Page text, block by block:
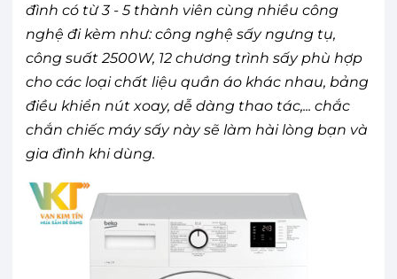
đình có từ 3 - 5 thành viên cùng nhiều công
nghệ đi kèm như: công nghệ sấy ngưng tụ,
công suất 2500W, 12 chương trình sấy phù hợp
cho các loại chất liệu quần áo khác nhau, bảng
điều khiển nút xoay, dễ dàng thao tác,... chắc
chắn chiếc máy sấy này sẽ làm hài lòng bạn và
gia đình khi dùng.